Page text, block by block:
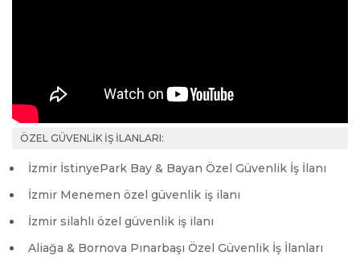
ÖZEL GÜVENLİK İŞ İLANLARI:
İzmir İstinyePark Bay & Bayan Özel Güvenlik İş İlanı
İzmir Menemen özel güvenlik iş ilanı
İzmir silahlı özel güvenlik iş ilanı
Aliağa & Bornova Pınarbaşı Özel Güvenlik İş İlanları